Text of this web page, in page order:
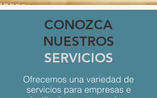
CONOZCA
NUESTROS
SERVICIOS
Ofrecemos una variedad de
servicios para empresas e